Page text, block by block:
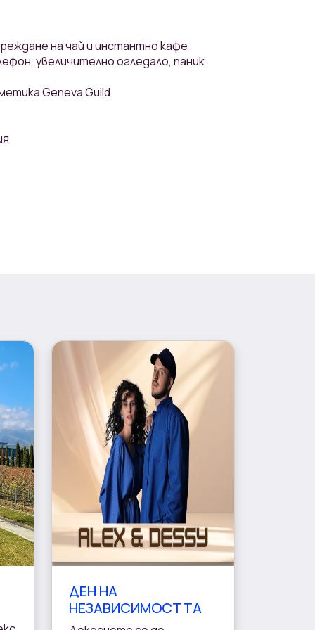
на чай и инстантно кафе
увеличително огледало, паник
Geneva Guild
ДЕН НА
НЕЗАВИСИМОСТТА